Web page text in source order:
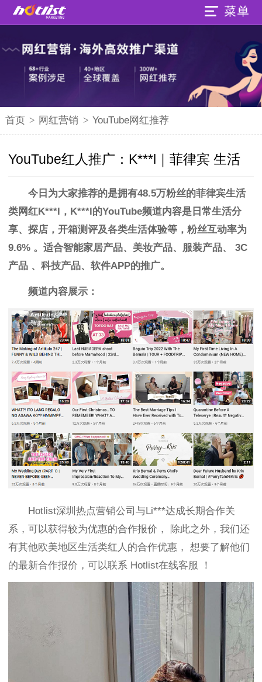
首页 > 网红营销 > YouTube网红推荐
YouTube红人推广：K***l｜菲律宾 生活
今日为大家推荐的是拥有48.5万粉丝的菲律宾生活
类网红K***l ， K***l的YouTube频道内容是日常生活分
享、探店，开箱测评及各类生活体验等，粉丝互动率为
9.6% 。 适合智能家居产品、美妆产品、 服装产品、
3C
产品 、 科技产品、 软件APP的推广。
频道内容展示：
Hotlist深圳热点营销公司 与Li***达成长期合作关
系，可以获得较为优惠的合作报价，
除此之外，我们还
有其他欧美地区生活类红人的合作优惠，
想要了解他们
的最新合作报价，可以联系 Hotlist在线客服 ！